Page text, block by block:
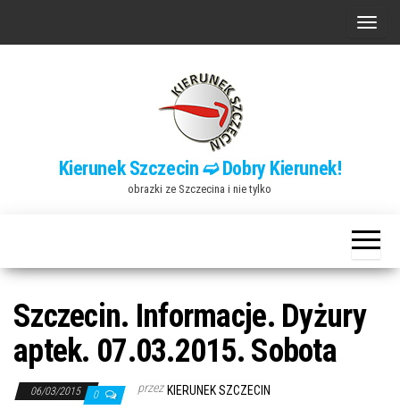
P
n
a
w
Kierunek Szczecin ➫ Dobry Kierunek!
obrazki ze Szczecina i nie tylko
Szczecin. Informacje. Dyżury
aptek. 07.03.2015. Sobota
06/03/2015 0 przez KIERUNEK SZCZECIN